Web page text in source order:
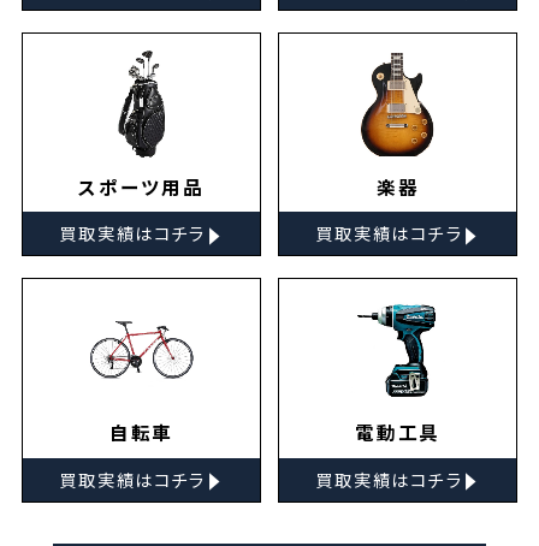
スポーツ用品
買取実績はコチラ ▸
楽器
買取実績はコチラ ▸
自転車
買取実績はコチラ ▸
電動工具
買取実績はコチラ ▸